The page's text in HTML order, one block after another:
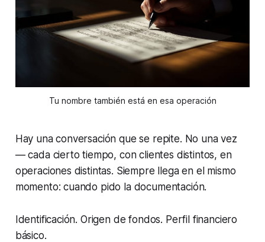
Tu nombre también está en esa operación
Hay una conversación que se repite. No una vez
— cada cierto tiempo, con clientes distintos, en
operaciones distintas. Siempre llega en el mismo
momento: cuando pido la documentación.
Identificación. Origen de fondos. Perfil financiero
básico.